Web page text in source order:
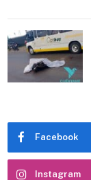
Facebook
Instagram